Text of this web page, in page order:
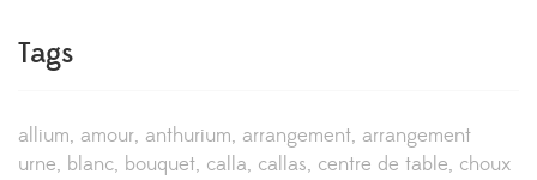
Tags
allium amour anthurium arrangement arrangement
urne blanc bouquet calla callas centre de table choux